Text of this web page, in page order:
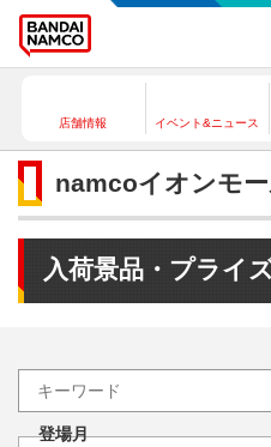
店舗情報 イベント&ニュース
namcoイオンモ
入荷景品・プライ
登場月